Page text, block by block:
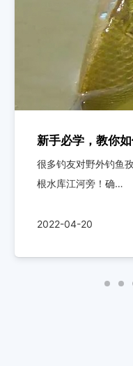
新手必学，教你
很多钓友对野外钓鱼
根水库江河旁！确…
2022-04-20